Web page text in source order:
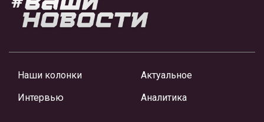
Наши колонки
Интервью
Актуальное
Аналитика